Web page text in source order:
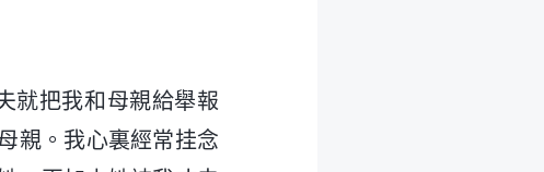
就把我和母親給舉報
親。我心裏經常挂念